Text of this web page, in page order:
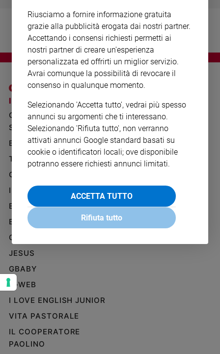
giorno
giorno
Società
e
valori
Ambiente
Creato
Volontariato
Diritti
Aziende
di
valore
della
settimana
Migranti
Diversità
e
inclusione
Costume
Cultura
e
I SITI SAN PAOLO
GRUPPO EDITORIALE
SAN PAOLO
BENESSERE
TELENOVA
GAZZETTA D'ALBA
IL GIORNALINO
EDICOLA SAN PAOLO
EDIZIONI SAN PAOLO
CREDERE
JESUS
GBABY
G-WEB
I LOVE ENGLISH JUNIOR
VITA PASTORALE
IL COOPERATORE
PAOLINO
NOTE LEGALI
PRIVACY POLICY
INFORMATIVA
WHISTLEBLOWING
SOCIAL
Riusciamo a fornire informazione gratuita
grazie alla pubblicità erogata dai nostri partner.
Accettando i consensi richiesti permetti ai
nostri partner di creare un'esperienza
personalizzata ed offrirti un miglior servizio.
Avrai comunque la possibilità di revocare il
consenso in qualunque momento.
Selezionando 'Accetta tutto', vedrai più spesso
annunci su argomenti che ti interessano.
Selezionando 'Rifiuta tutto', non verranno
attivati annunci Google standard basati su
cookie o identificatori locali; ove disponibile
potranno essere richiesti annunci limitati.
ACCETTA TUTTO
Rifiuta tutto